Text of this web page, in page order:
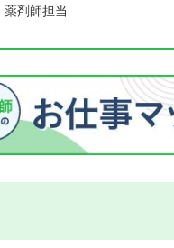
剤師担当